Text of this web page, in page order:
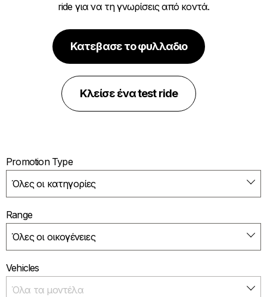
ride για να τη γνωρίσεις από κοντά.
Κατεβασε το φυλλαδιο
Κλείσε ένα test ride
Promotion Type
Range
Vehicles